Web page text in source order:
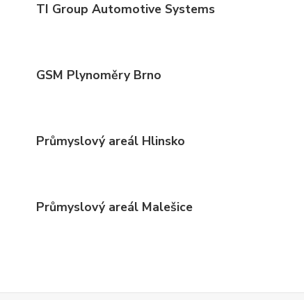
TI Group Automotive Systems
GSM Plynoměry Brno
Průmyslový areál Hlinsko
Průmyslový areál Malešice